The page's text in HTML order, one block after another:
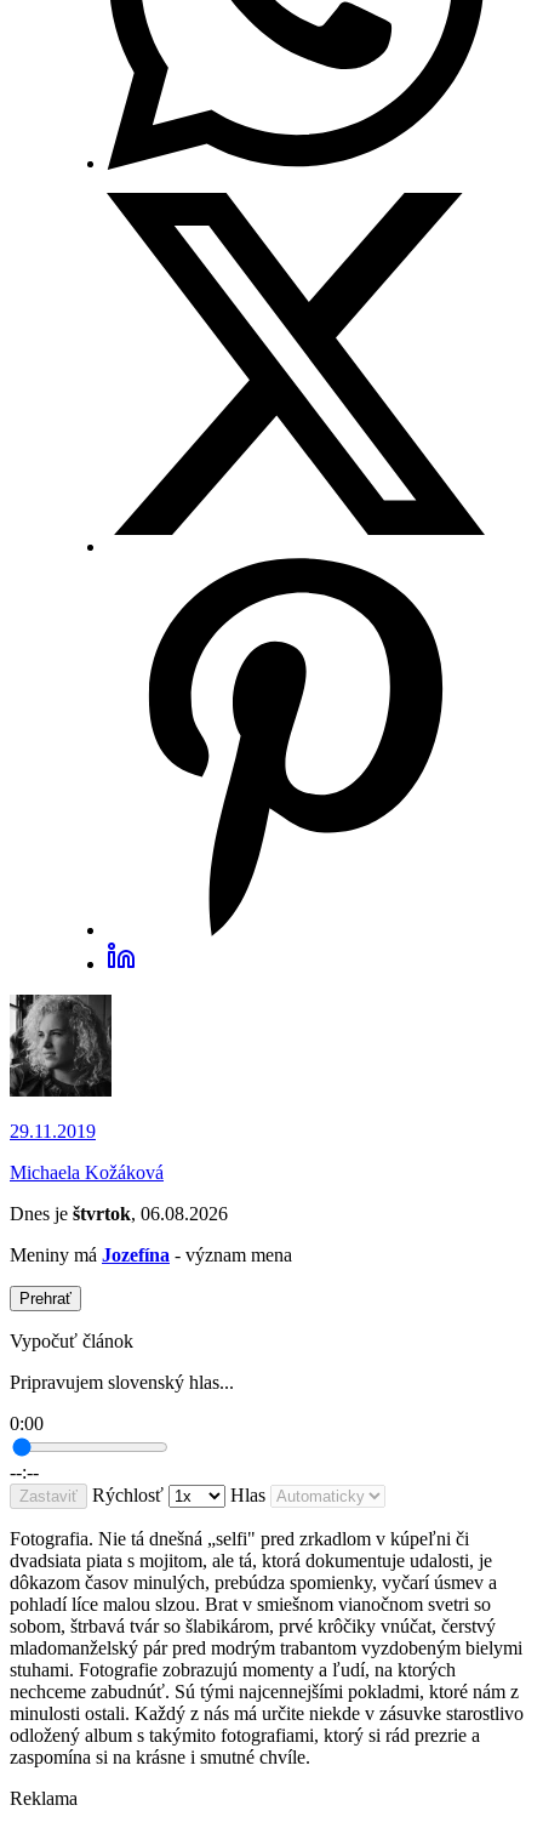
29.11.2019
Michaela Kožáková
Dnes je štvrtok, 06.08.2026
Meniny má Jozefína - význam mena
Prehrať
Vypočuť článok
Pripravujem slovenský hlas...
0:00
--:--
Zastaviť Rýchlosť Hlas
Fotografia. Nie tá dnešná „selfi" pred zrkadlom v kúpeľni či
dvadsiata piata s mojitom, ale tá, ktorá dokumentuje udalosti, je
dôkazom časov minulých, prebúdza spomienky, vyčarí úsmev a
pohladí líce malou slzou. Brat v smiešnom vianočnom svetri so
sobom, štrbavá tvár so šlabikárom, prvé krôčiky vnúčat, čerstvý
mladomanželský pár pred modrým trabantom vyzdobeným bielymi
stuhami. Fotografie zobrazujú momenty a ľudí, na ktorých
nechceme zabudnúť. Sú tými najcennejšími pokladmi, ktoré nám z
minulosti ostali. Každý z nás má určite niekde v zásuvke starostlivo
odložený album s takýmito fotografiami, ktorý si rád prezrie a
zaspomína si na krásne i smutné chvíle.
Reklama